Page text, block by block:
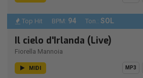
Top Hit BPM: 94 Ton.: SOL
Il cielo d'Irlanda (Live)
Fiorella Mannoia
MIDI MP3